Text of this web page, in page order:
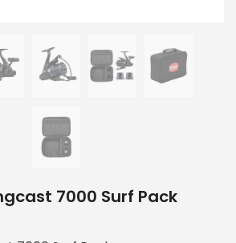
7000 Surf Pack